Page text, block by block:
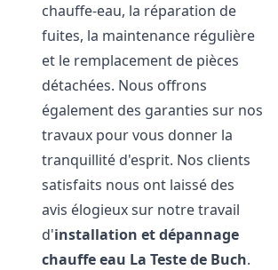
chauffe-eau, la réparation de
fuites, la maintenance régulière
et le remplacement de pièces
détachées. Nous offrons
également des garanties sur nos
travaux pour vous donner la
tranquillité d'esprit. Nos clients
satisfaits nous ont laissé des
avis élogieux sur notre travail
d'installation et dépannage
chauffe eau La Teste de Buch.